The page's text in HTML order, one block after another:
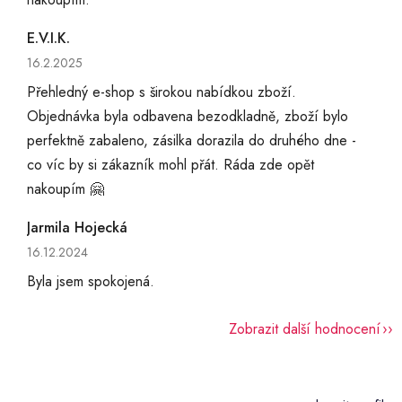
E.V.I.K.
Hodnocení obchodu je 5 z 5 hvězdiček.
16.2.2025
Přehledný e-shop s širokou nabídkou zboží.
Objednávka byla odbavena bezodkladně, zboží bylo
perfektně zabaleno, zásilka dorazila do druhého dne -
co víc by si zákazník mohl přát. Ráda zde opět
nakoupím 🤗
Jarmila Hojecká
Hodnocení obchodu je 5 z 5 hvězdiček.
16.12.2024
Byla jsem spokojená.
Zobrazit další hodnocení